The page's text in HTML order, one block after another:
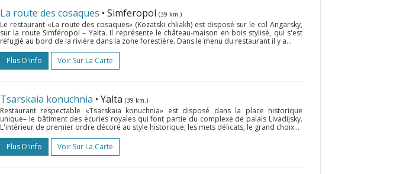
La route des cosaques • Simferopol (39 km.)
Le restaurant «La route des cosaques» (Kozatski chliakh) est disposé sur le col Angarsky,
sur la route Simféropol – Yalta. Il représente le château-maison en bois stylisé, qui s'est
réfugié au bord de la rivière dans la zone forestière. Dans le menu du restaurant il y a...
Plus D'info
Voir Sur La Carte
Tsarskaia konuchnia • Yalta (39 km.)
Restaurant respectable «Tsarskaia konuchnia» est disposé dans la place historique
unique– le bâtiment des écuries royales qui font partie du complexe de palais Livadijsky.
L'intérieur de premier ordre décoré au style historique, les mets délicats, le grand choix...
Plus D'info
Voir Sur La Carte